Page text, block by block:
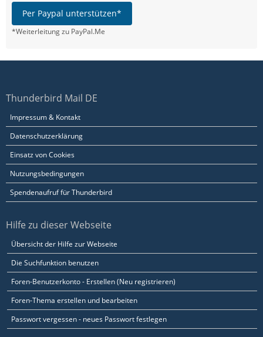
Per Paypal unterstützen*
*Weiterleitung zu PayPal.Me
Thunderbird Mail DE
Impressum & Kontakt
Datenschutzerklärung
Einsatz von Cookies
Nutzungsbedingungen
Spendenaufruf für Thunderbird
Hilfe zu dieser Webseite
Übersicht der Hilfe zur Webseite
Die Suchfunktion benutzen
Foren-Benutzerkonto - Erstellen (Neu registrieren)
Foren-Thema erstellen und bearbeiten
Passwort vergessen - neues Passwort festlegen